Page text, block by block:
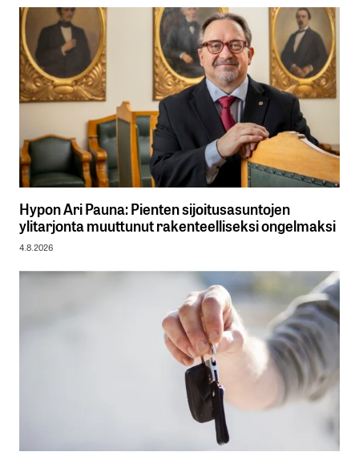
Hypon Ari Pauna: Pienten sijoitusasuntojen
ylitarjonta muuttunut rakenteelliseksi ongelmaksi
4.8.2026